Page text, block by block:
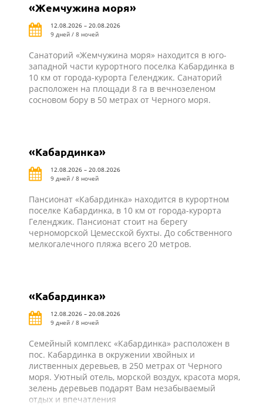
«Жемчужина моря»
12.08.2026 – 20.08.2026
9 дней / 8 ночей
Санаторий «Жемчужина моря» находится в юго-
западной части курортного поселка Кабардинка в
10 км от города-курорта Геленджик. Санаторий
расположен на площади 8 га в вечнозеленом
сосновом бору в 50 метрах от Черного моря.
«Кабардинка»
12.08.2026 – 20.08.2026
9 дней / 8 ночей
Пансионат «Кабардинка» находится в курортном
поселке Кабардинка, в 10 км от города-курорта
Геленджик. Пансионат стоит на берегу
черноморской Цемесской бухты. До собственного
мелкогалечного пляжа всего 20 метров.
«Кабардинка»
12.08.2026 – 20.08.2026
9 дней / 8 ночей
Семейный комплекс «Кабардинка» расположен в
пос. Кабардинка в окружении хвойных и
лиственных деревьев, в 250 метрах от Черного
моря. Уютный отель, морской воздух, красота моря,
зелень деревьев подарят Вам незабываемый
отдых и впечатления